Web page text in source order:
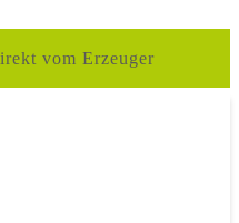
vom Erzeuger